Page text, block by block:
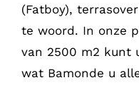
(Fatboy),
te woord. In onze
van 2500 m2 kunt
wat Bamonde u